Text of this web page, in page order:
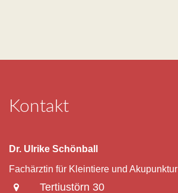
Kontakt
Dr. Ulrike Schönball
Fachärztin für Kleintiere und Akupunktur
Tertiustörn 30